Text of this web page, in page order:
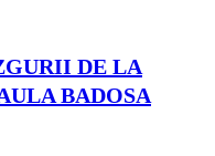
DE LA
BADOSA